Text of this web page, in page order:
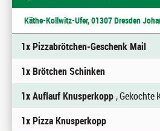
Käthe-Kollwitz-Ufer, 01307 Dresden
1x Pizzabrötchen-Geschenk Mail
1x Brötchen Schinken
1x Auflauf Knusperkopp, Gekochte
1x Pizza Knusperkopp